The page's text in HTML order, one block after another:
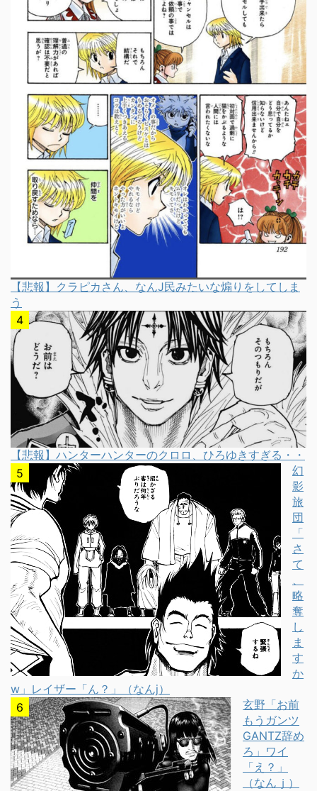
【悲報】クラピカさん、なんJ民みたいな煽りをしてしま
う
【悲報】ハンターハンターのクロロ、ひろゆきすぎる・・
幻
影
旅
団
「
さ
て
、
略
奪
し
ま
す
か
w」レイザー「ん？」（なんj）
玄野「お前
もうガンツ
GANTZ辞め
ろ」ワイ
「え？」
（なんｊ）